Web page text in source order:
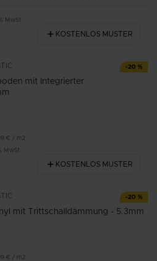
MwSt
- 20 %
KOSTENLOS MUSTER
mit Integrierter
€ / m2
MwSt
- 20 %
KOSTENLOS MUSTER
mit Trittschalldämmung - 5.3mm
€ / m2